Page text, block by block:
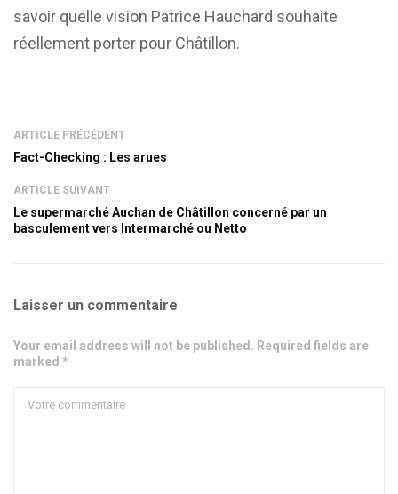
savoir quelle vision Patrice Hauchard souhaite
réellement porter pour Châtillon.
ARTICLE PRÉCÉDENT
Fact-Checking : Les arues
ARTICLE SUIVANT
Le supermarché Auchan de Châtillon concerné par un
basculement vers Intermarché ou Netto
Laisser un commentaire
Your email address will not be published. Required fields are
marked *